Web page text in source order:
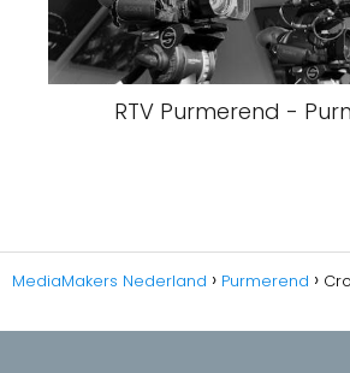
RTV Purmerend -
MediaMakers Nederland Purmerend